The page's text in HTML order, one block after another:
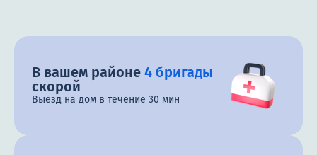
В вашем районе 4 бригады
скорой
Выезд на дом в течение 30 мин